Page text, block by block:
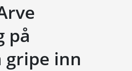
på
gripe inn